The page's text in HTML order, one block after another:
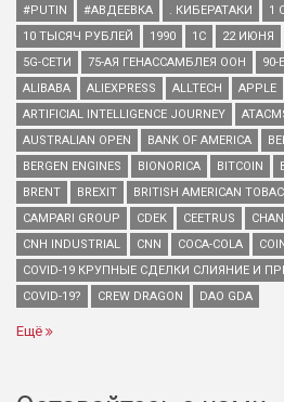
#PUTIN #АВДЕЕВКА . КИБЕРАТАКИ
1
10 ТЫСЯЧ РУБЛЕЙ
1990 1С 22 ИЮНЯ
5G-СЕТИ
75-АЯ ГЕНАССАМБЛЕЯ ООН 90-Е
ALIBABA
ALIEXPRESS ALLTECH APPLE
ARTIFICIAL INTELLIGENCE JOURNEY
AUSTRALIAN OPEN
BANK OF AMERICA
BERGEN ENGINES
BIONORICA BITCOIN
BRENT
BREXIT BRITISH AMERICAN
CAMPARI GROUP
CDEK CEETRUS
CNH INDUSTRIAL
CNN COCA-COLA
COVID-19 КРУПНЫЕ СДЕЛКИ СЛИЯНИЕ И
COVID-19?
CREW DRAGON DAO GDA
Ещё